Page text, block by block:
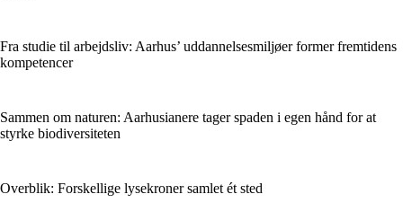
Fra studie til arbejdsliv: Aarhus’ uddannelsesmiljøer former fremtidens
kompetencer
Sammen om naturen: Aarhusianere tager spaden i egen hånd for at
styrke biodiversiteten
Overblik: Forskellige lysekroner samlet ét sted